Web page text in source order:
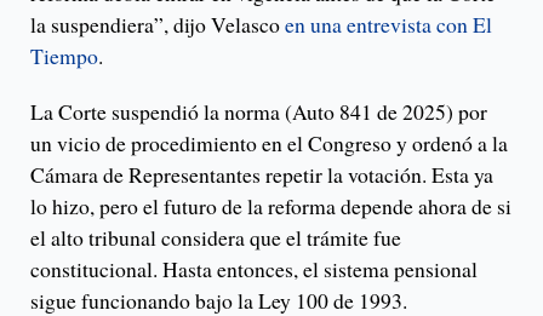
la suspendiera”, dijo Velascoen una entrevista con El
Tiempo.
La Corte suspendió la norma (Auto 841 de 2025) por
un vicio de procedimiento en el Congreso y ordenó a la
Cámara de Representantes repetir la votación. Esta ya
lo hizo, pero el futuro de la reforma depende ahora de si
el alto tribunal considera que el trámite fue
constitucional. Hasta entonces, el sistema pensional
sigue funcionando bajo la Ley 100 de 1993.